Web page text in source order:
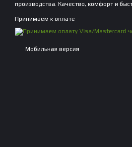
производства. Качество, комфорт и
Принимаем к оплате
Мобильная версия